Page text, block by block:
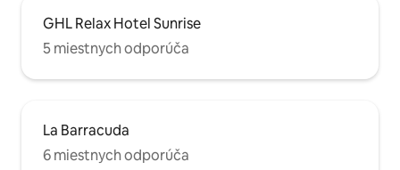
GHL Relax Hotel Sunrise
5 miestnych odporúča
La Barracuda
6 miestnych odporúča